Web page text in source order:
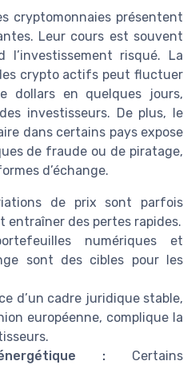
cryptomonnaies présentent
Leur cours est souvent
risqué. La
crypto actifs peut fluctuer
dollars en quelques jours,
investisseurs. De plus, le
dans certains pays expose
de fraude ou de piratage,
d’échange.
de prix sont parfois
entraîner des pertes rapides.
numériques et
sont des cibles pour les
d’un cadre juridique stable,
européenne, complique la
: Certains